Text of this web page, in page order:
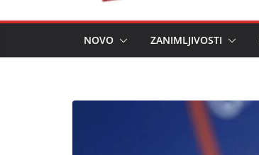
NOVO ZANIMLJIVOSTI